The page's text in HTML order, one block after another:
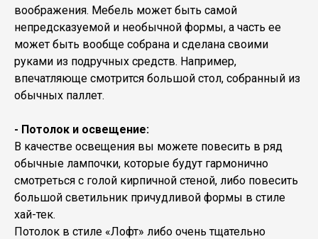
воображения. Мебель может быть самой
непредсказуемой и необычной формы, а часть ее
может быть вообще собрана и сделана своими
руками из подручных средств. Например,
впечатляюще смотрится большой стол, собранный из
обычных паллет.
- Потолок и освещение:
В качестве освещения вы можете повесить в ряд
обычные лампочки, которые будут гармонично
смотреться с голой кирпичной стеной, либо повесить
большой светильник причудливой формы в стиле
хай-тек.
Потолок в стиле «Лофт» либо очень тщательно